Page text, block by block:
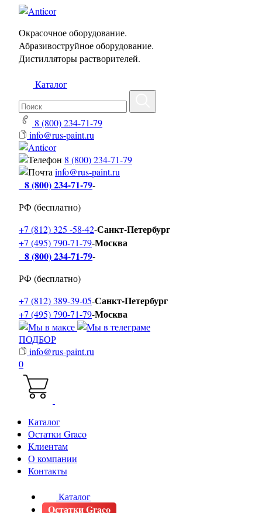
Окрасочное оборудование.
Абразивоструйное оборудование.
Дистилляторы растворителей.
Каталог
8 (800) 234-71-79
info@rus-paint.ru
8 (800) 234-71-79
info@rus-paint.ru
8 (800) 234-71-79-
РФ (бесплатно)
+7 (812) 325 -58-42-Санкт-Петербург
+7 (495) 790-71-79-Москва
8 (800) 234-71-79-
РФ (бесплатно)
+7 (812) 389-39-05-Санкт-Петербург
+7 (495) 790-71-79-Москва
ПОДБОР
info@rus-paint.ru
0
Каталог
Остатки Graco
Клиентам
О компании
Контакты
Каталог
Остатки Graco